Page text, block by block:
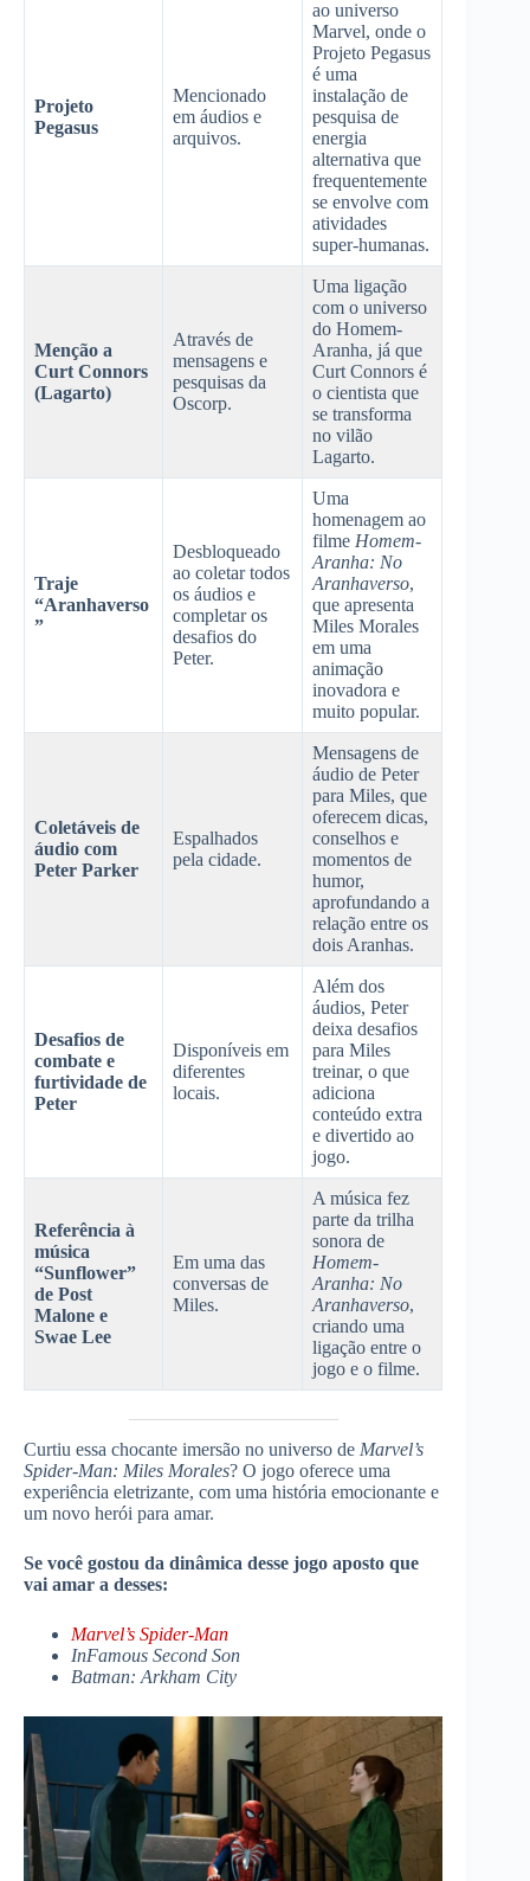
Projeto
Pegasus
Mencionado
em áudios e
arquivos.
ao universo
Marvel, onde o
Projeto Pegasus
é uma
instalação de
pesquisa de
energia
alternativa que
frequentemente
se envolve com
atividades
super-humanas.
Menção a
Curt Connors
(Lagarto)
Através de
mensagens e
pesquisas da
Oscorp.
Uma ligação
com o universo
do Homem-
Aranha, já que
Curt Connors é
o cientista que
se transforma
no vilão
Lagarto.
Traje
“Aranhaverso
”
Desbloqueado
ao coletar todos
os áudios e
completar os
desafios do
Peter.
Uma
homenagem ao
filme Homem-
Aranha: No
Aranhaverso,
que apresenta
Miles Morales
em uma
animação
inovadora e
muito popular.
Coletáveis de
áudio com
Peter Parker
Espalhados
pela cidade.
Mensagens de
áudio de Peter
para Miles, que
oferecem dicas,
conselhos e
momentos de
humor,
aprofundando a
relação entre os
dois Aranhas.
Desafios de
combate e
furtividade de
Peter
Disponíveis em
diferentes
locais.
Além dos
áudios, Peter
deixa desafios
para Miles
treinar, o que
adiciona
conteúdo extra
e divertido ao
jogo.
Referência à
música
“Sunflower”
de Post
Malone e
Swae Lee
Em uma das
conversas de
Miles.
A música fez
parte da trilha
sonora de
Homem-
Aranha: No
Aranhaverso,
criando uma
ligação entre o
jogo e o filme.
Curtiu essa chocante imersão no universo de Marvel’s
Spider-Man: Miles Morales? O jogo oferece uma
experiência eletrizante, com uma história emocionante e
um novo herói para amar.
Se você gostou da dinâmica desse jogo aposto que
vai amar a desses:
Marvel’s Spider-Man
InFamous Second Son
Batman: Arkham City